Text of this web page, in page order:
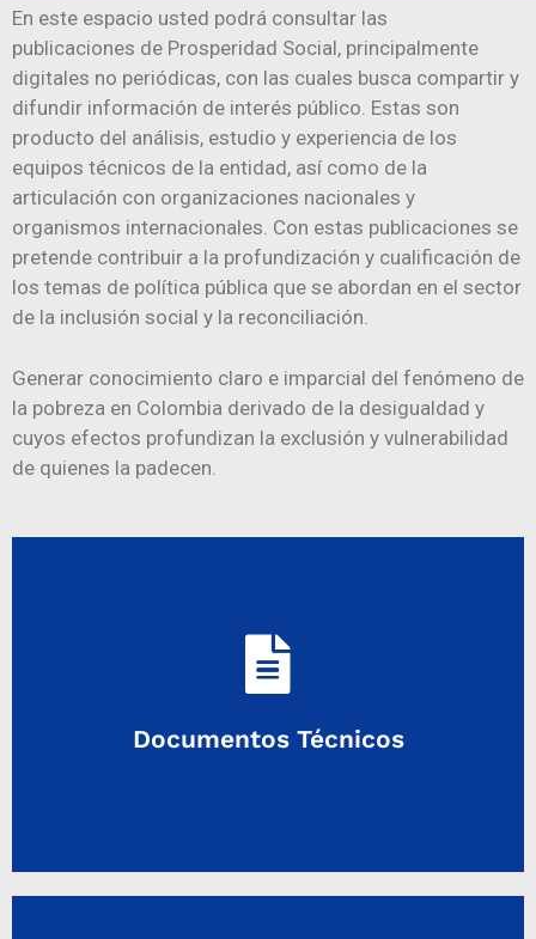
En este espacio usted podrá consultar las
publicaciones de Prosperidad Social, principalmente
digitales no periódicas, con las cuales busca compartir y
difundir información de interés público. Estas son
producto del análisis, estudio y experiencia de los
equipos técnicos de la entidad, así como de la
articulación con organizaciones nacionales y
organismos internacionales. Con estas publicaciones se
pretende contribuir a la profundización y cualificación de
los temas de política pública que se abordan en el sector
de la inclusión social y la reconciliación.
Generar conocimiento claro e imparcial del fenómeno de
la pobreza en Colombia derivado de la desigualdad y
cuyos efectos profundizan la exclusión y vulnerabilidad
de quienes la padecen.
Documentos Técnicos
Documentos Técnicos
Ingresar